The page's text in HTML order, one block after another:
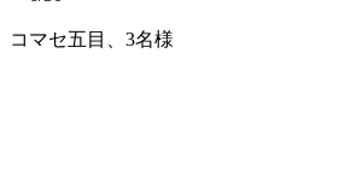
コマセ五目、3名様